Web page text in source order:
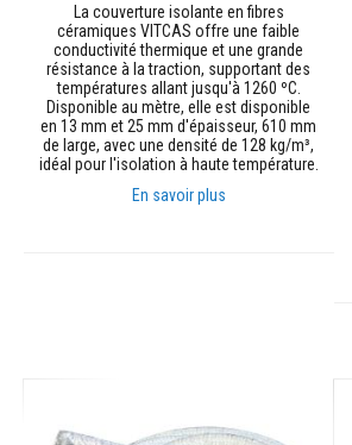
réfractaires
remplacement
Briques
réfractaires
La couverture isolante en fibres
céramiques VITCAS offre une faible
conductivité thermique et une grande
résistance à la traction, supportant des
températures allant jusqu'à 1260 ºC.
Disponible au mètre, elle est disponible
en 13 mm et 25 mm d'épaisseur, 610 mm
de large, avec une densité de 128 kg/m³,
idéal pour l'isolation à haute température.
En savoir plus